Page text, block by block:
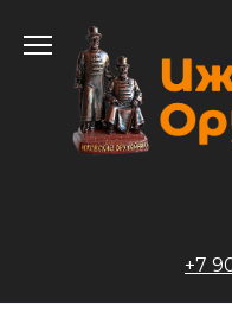
содержанию
+7